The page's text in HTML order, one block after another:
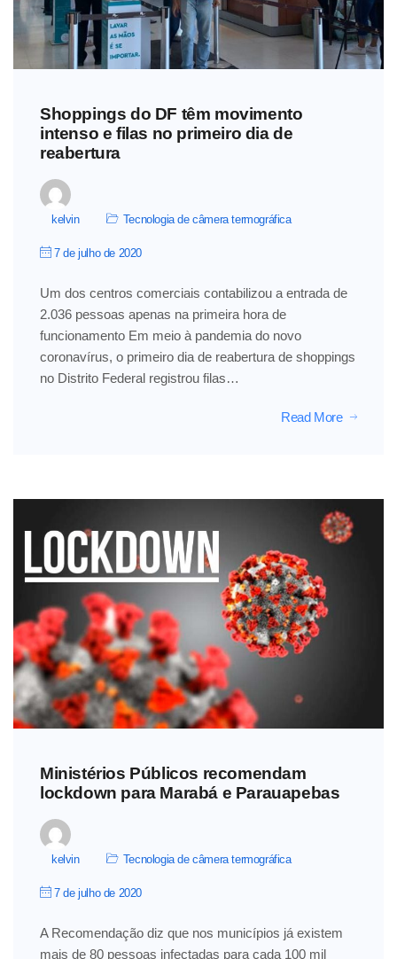
Shoppings do DF têm movimento
intenso e filas no primeiro dia de
reabertura
kelvin Tecnologia de câmera termográfica
7 de julho de 2020
Um dos centros comerciais contabilizou a entrada de
2.036 pessoas apenas na primeira hora de
funcionamento Em meio à pandemia do novo
coronavírus, o primeiro dia de reabertura de shoppings
no Distrito Federal registrou filas…
Read More
Ministérios Públicos recomendam
lockdown para Marabá e Parauapebas
kelvin Tecnologia de câmera termográfica
7 de julho de 2020
A Recomendação diz que nos municípios já existem
mais de 80 pessoas infectadas para cada 100 mil